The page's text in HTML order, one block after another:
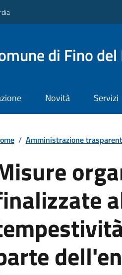
di Fino
Novità Servizi
/ Amministrazione